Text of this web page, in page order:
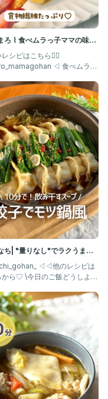
ろ ⌇ 食べムラっ子ママの味方
| 幼児食1歳〜
シピはこちら👇🏻
◁ 食べムラっ
ち| "量りなし"でラクうまご
ん
◁◁他のレシピは
から♡ \今日のご飯どうしよ